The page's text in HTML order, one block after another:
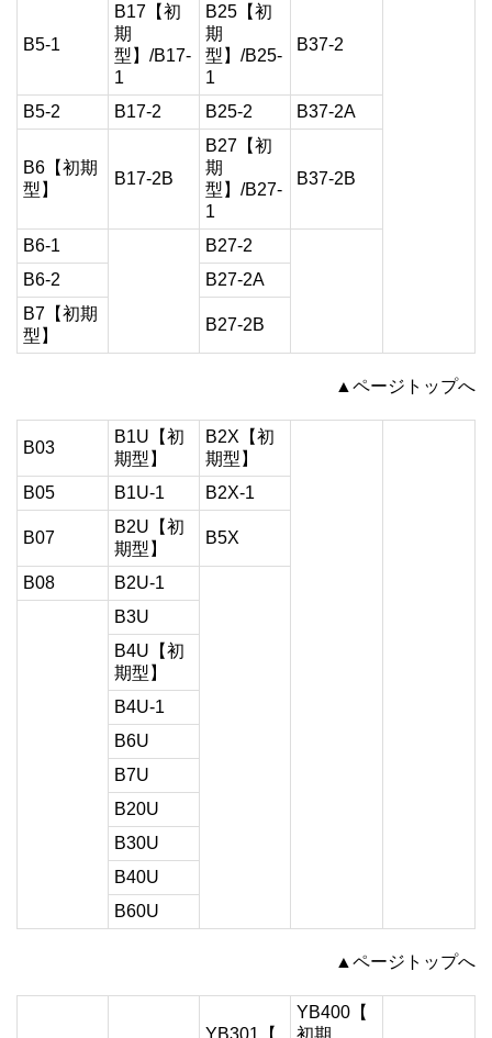
B5-1
B17【初
期
型】/B17-
1
B25【初
期
型】/B25-
1
B37-2
B5-2 B17-2 B25-2 B37-2A
B6【初期
型】
B17-2B
B27【初
期
型】/B27-
1
B37-2B
B6-1
B27-2
B6-2
B27-2A
B7【初期
型】
B27-2B
▲ページトップへ
B03
B1U【初
期型】
B2X【初
期型】
B05
B1U-1 B2X-1
B07
B2U【初
期型】
B5X
B08
B2U-1
B3U
B4U【初
期型】
B4U-1
B6U
B7U
B20U
B30U
B40U
B60U
▲ページトップへ
YB301【
YB400【
初期